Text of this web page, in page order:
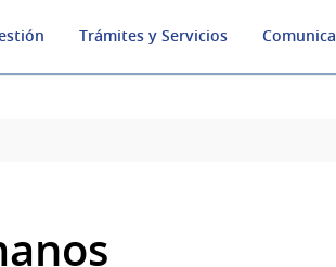
Trámites y Servicios